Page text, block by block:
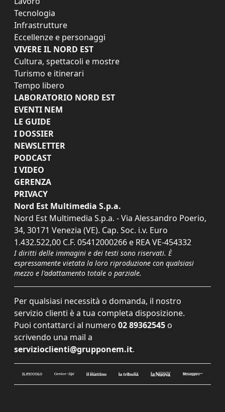
Tecnologia
Infrastrutture
Eccellenze e personaggi
VIVERE IL NORD EST
Cultura, spettacoli e mostre
Turismo e itinerari
Tempo libero
LABORATORIO NORD EST
EVENTI NEM
LE GUIDE
I DOSSIER
NEWSLETTER
PODCAST
I VIDEO
GERENZA
PRIVACY
Nord Est Multimedia S.p.a.
Nord Est Multimedia S.p.a. - Via Alessandro Poerio,
34, 30171 Venezia (VE). Cap. Soc. i.v. Euro
1.432.522,00 C.F. 05412000266 e REA VE-454332
I diritti delle immagini e dei testi sono riservati. È
espressamente vietata la loro riproduzione con qualsiasi
mezzo e l'adattamento totale o parziale.
Per qualsiasi necessità o domanda, il nostro
servizio clienti è a tua completa disposizione.
Puoi contattarci al numero 02 89362545 o
scrivendo una mail a
servizioclienti@grupponem.it.